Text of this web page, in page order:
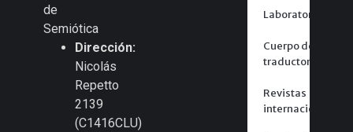
de
Semiótica
Dirección:
Nicolás
Repetto
2139
(C1416CLU)
Laboratorios
Cuerpo de
traductores
Revistas
internacionales